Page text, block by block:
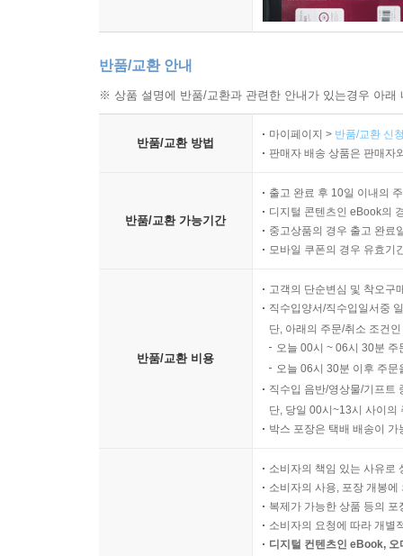
반품/교환 안내
※ 상품 설명에 반품/교환과 관련한 안내가 있는경우 아
반품/교환 방법
마이페이지 > 반품/교환 신
판매자 배송 상품은 판매자
반품/교환 가능기간
출고 완료 후 10일 이내의
디지털 콘텐츠인 eBook의
중고상품의 경우 출고 완료
모바일 쿠폰의 경우 유효기
반품/교환 비용
고객의 단순변심 및 착오구
직수입양서/직수입일서중
단, 아래의 주문/취소 조건
오늘 00시 ~ 06시 30분
오늘 06시 30분 이후 주
직수입 음반/영상물/기프트
단, 당일 00시~13시 사이의
박스 포장은 택배 배송이
소비자의 책임 있는 사유로
소비자의 사용, 포장 개봉
복제가 가능한 상품 등의
소비자의 요청에 따라 개별
디지털 컨텐츠인 eBook,